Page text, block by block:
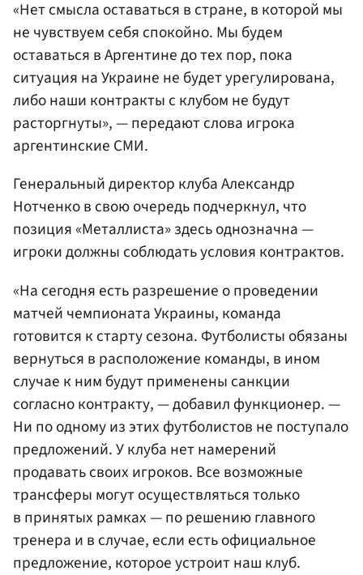
«Нет смысла оставаться в стране, в которой мы
не чувствуем себя спокойно. Мы будем
оставаться в Аргентине до тех пор, пока
ситуация на Украине не будет урегулирована,
либо наши контракты с клубом не будут
расторгнуты», — передают слова игрока
аргентинские СМИ.
Генеральный директор клуба Александр
Нотченко в свою очередь подчеркнул, что
позиция «Металлиста» здесь однозначна —
игроки должны соблюдать условия контрактов.
«На сегодня есть разрешение о проведении
матчей чемпионата Украины, команда
готовится к старту сезона. Футболисты обязаны
вернуться в расположение команды, в ином
случае к ним будут применены санкции
согласно контракту, — добавил функционер. —
Ни по одному из этих футболистов не поступало
предложений. У клуба нет намерений
продавать своих игроков. Все возможные
трансферы могут осуществляться только
в принятых рамках — по решению главного
тренера и в случае, если есть официальное
предложение, которое устроит наш клуб.